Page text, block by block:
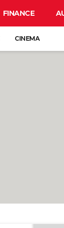
FINANCE
CINEMA